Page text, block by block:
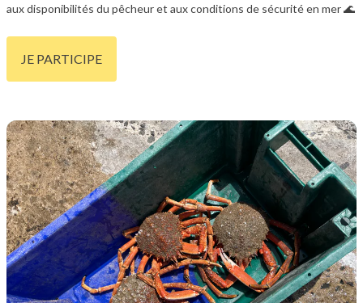
aux disponibilités du pêcheur et aux conditions de sécurité en mer 🌊
JE PARTICIPE